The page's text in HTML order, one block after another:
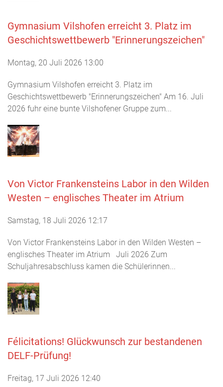
Gymnasium Vilshofen erreicht 3. Platz im
Geschichtswettbewerb "Erinnerungszeichen"
Montag, 20 Juli 2026 13:00
Gymnasium Vilshofen erreicht 3. Platz im
Geschichtswettbewerb "Erinnerungszeichen" Am 16. Juli
2026 fuhr eine bunte Vilshofener Gruppe zum...
Von Victor Frankensteins Labor in den Wilden
Westen – englisches Theater im Atrium
Samstag, 18 Juli 2026 12:17
Von Victor Frankensteins Labor in den Wilden Westen –
englisches Theater im Atrium Juli 2026 Zum
Schuljahresabschluss kamen die Schülerinnen...
Félicitations! Glückwunsch zur bestandenen
DELF-Prüfung!
Freitag, 17 Juli 2026 12:40